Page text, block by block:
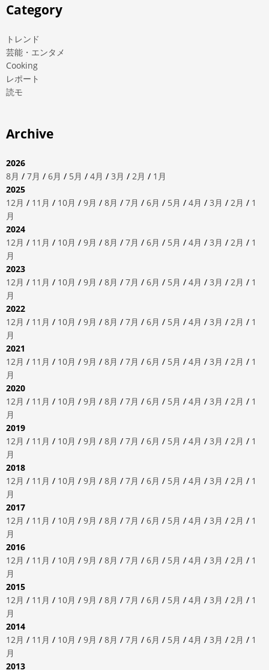
Category
トレンド
芸能・エンタメ
Cooking
レポート
読モ
Archive
2026
8月 / 7月 / 6月 / 5月 / 4月 / 3月 / 2月 / 1月
2025
12月 / 11月 / 10月 / 9月 / 8月 / 7月 / 6月 / 5月 / 4月 / 3月 / 2月 / 1
月
2024
12月 / 11月 / 10月 / 9月 / 8月 / 7月 / 6月 / 5月 / 4月 / 3月 / 2月 / 1
月
2023
12月 / 11月 / 10月 / 9月 / 8月 / 7月 / 6月 / 5月 / 4月 / 3月 / 2月 / 1
月
2022
12月 / 11月 / 10月 / 9月 / 8月 / 7月 / 6月 / 5月 / 4月 / 3月 / 2月 / 1
月
2021
12月 / 11月 / 10月 / 9月 / 8月 / 7月 / 6月 / 5月 / 4月 / 3月 / 2月 / 1
月
2020
12月 / 11月 / 10月 / 9月 / 8月 / 7月 / 6月 / 5月 / 4月 / 3月 / 2月 / 1
月
2019
12月 / 11月 / 10月 / 9月 / 8月 / 7月 / 6月 / 5月 / 4月 / 3月 / 2月 / 1
月
2018
12月 / 11月 / 10月 / 9月 / 8月 / 7月 / 6月 / 5月 / 4月 / 3月 / 2月 / 1
月
2017
12月 / 11月 / 10月 / 9月 / 8月 / 7月 / 6月 / 5月 / 4月 / 3月 / 2月 / 1
月
2016
12月 / 11月 / 10月 / 9月 / 8月 / 7月 / 6月 / 5月 / 4月 / 3月 / 2月 / 1
月
2015
12月 / 11月 / 10月 / 9月 / 8月 / 7月 / 6月 / 5月 / 4月 / 3月 / 2月 / 1
月
2014
12月 / 11月 / 10月 / 9月 / 8月 / 7月 / 6月 / 5月 / 4月 / 3月 / 2月 / 1
月
2013